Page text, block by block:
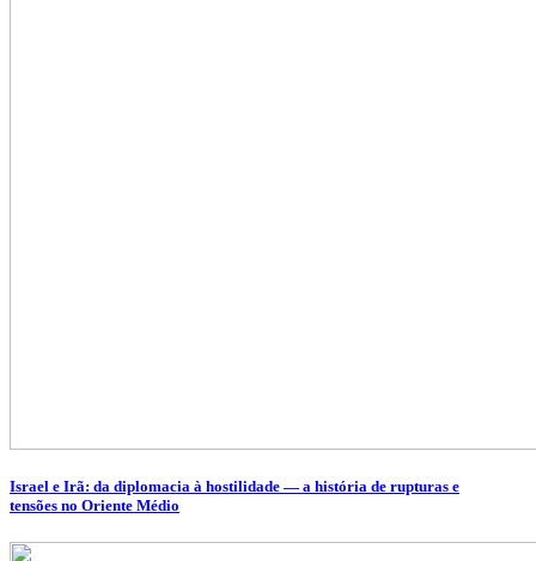
Israel e Irã: da diplomacia à hostilidade — a história de rupturas e
tensões no Oriente Médio